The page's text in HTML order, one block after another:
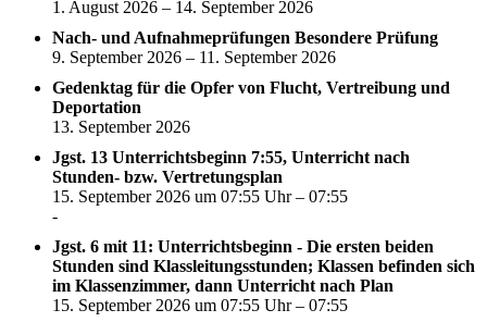
1. August 2026 – 14. September 2026
Nach- und Aufnahmeprüfungen Besondere Prüfung
9. September 2026 – 11. September 2026
Gedenktag für die Opfer von Flucht, Vertreibung und
Deportation
13. September 2026
Jgst. 13 Unterrichtsbeginn 7:55, Unterricht nach
Stunden- bzw. Vertretungsplan
15. September 2026 um 07:55 Uhr – 07:55
-
Jgst. 6 mit 11: Unterrichtsbeginn - Die ersten beiden
Stunden sind Klassleitungsstunden; Klassen befinden sich
im Klassenzimmer, dann Unterricht nach Plan
15. September 2026 um 07:55 Uhr – 07:55